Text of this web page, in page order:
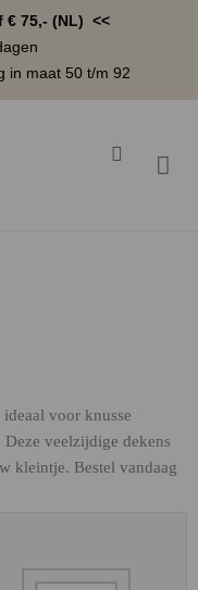
€ 75,- (NL) <<
in maat 50 t/m 92
voor knusse
veelzijdige dekens
kleintje. Bestel vandaag